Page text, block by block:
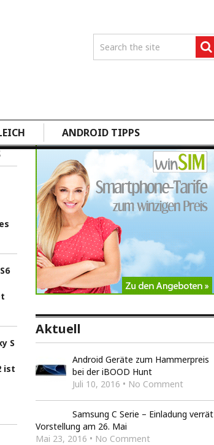
ANDROID TIPPS
ist
Aktuell
Android Geräte zum Hammerpreis
bei der iBOOD Hunt
Juli 10, 2016 • No Comment
Samsung C Serie – Einladung verrät
Vorstellung am 26. Mai
Mai 23, 2016 • No Comment